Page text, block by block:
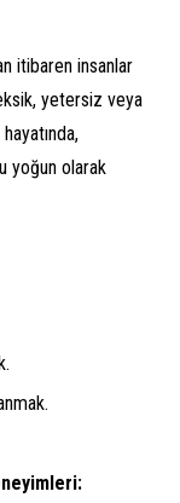
itibaren insanlar
yetersiz veya
yoğun olarak